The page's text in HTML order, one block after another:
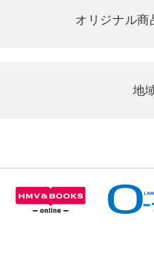
オリジナル商
地